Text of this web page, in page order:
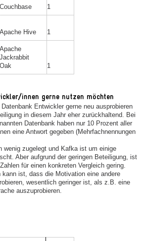
Couchbase 1
Apache Hive 1
Apache
Jackrabbit
Oak
1
innen gerne nutzen möchten
Entwickler gerne neu ausprobieren
in diesem Jahr eher zurückhaltend. Bei
Datenbank haben nur 10 Prozent aller
eine Antwort gegeben (Mehrfachnennungen
wenig zugelegt und Kafka ist um einige
Aber aufgrund der geringen Beteiligung, ist
für einen konkreten Vergleich gering.
kann ist, dass die Motivation eine andere
wesentlich geringer ist, als z.B. eine
auszuprobieren.